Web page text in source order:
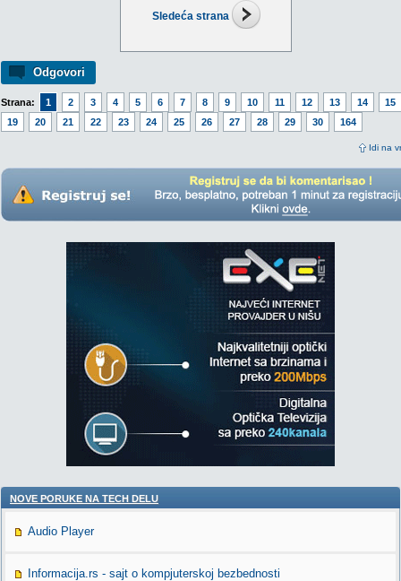
Sledeća strana
Odgovori
Strana: 1 2 3 4 5 6 7 8 9 10 11 12 13 14
15
19
20 21 22 23 24 25 26 27 28 29 30 164
Idi na
NOVE PORUKE NA TECH DELU
Audio Player
Informacija.rs - sajt o kompjuterskoj bezbednosti